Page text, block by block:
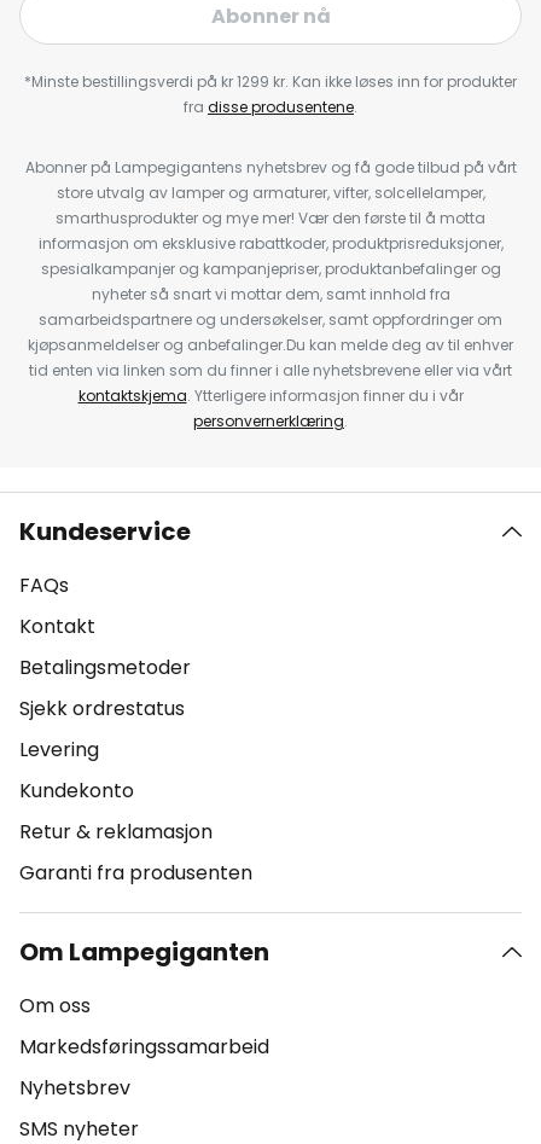
Abonner nå
*Minste bestillingsverdi på kr 1299 kr. Kan ikke løses inn for produkter
fra disse produsentene.
Abonner på Lampegigantens nyhetsbrev og få gode tilbud på vårt
store utvalg av lamper og armaturer, vifter, solcellelamper,
smarthusprodukter og mye mer! Vær den første til å motta
informasjon om eksklusive rabattkoder, produktprisreduksjoner,
spesialkampanjer og kampanjepriser, produktanbefalinger og
nyheter så snart vi mottar dem, samt innhold fra
samarbeidspartnere og undersøkelser, samt oppfordringer om
kjøpsanmeldelser og anbefalinger.Du kan melde deg av til enhver
tid enten via linken som du finner i alle nyhetsbrevene eller via vårt
kontaktskjema. Ytterligere informasjon finner du i vår
personvernerklæring.
Kundeservice
FAQs
Kontakt
Betalingsmetoder
Sjekk ordrestatus
Levering
Kundekonto
Retur & reklamasjon
Garanti fra produsenten
Om Lampegiganten
Om oss
Markedsføringssamarbeid
Nyhetsbrev
SMS nyheter